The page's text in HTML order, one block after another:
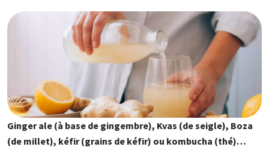
Image
Ginger ale (à base de gingembre), Kvas (de seigle), Boza
(de millet), kéfir (grains de kéfir) ou kombucha (thé)…